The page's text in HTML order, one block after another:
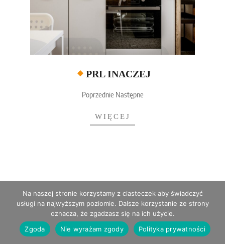
PRL INACZEJ
Poprzednie Następne
WIĘCEJ
Wszelkie prawa zastrzeżone © Projekteka 2026
Na naszej stronie korzystamy z ciasteczek aby świadczyć
usługi na najwyższym poziomie. Dalsze korzystanie ze strony
oznacza, że zgadzasz się na ich użycie.
Zgoda
Nie wyrażam zgody Polityka prywatności